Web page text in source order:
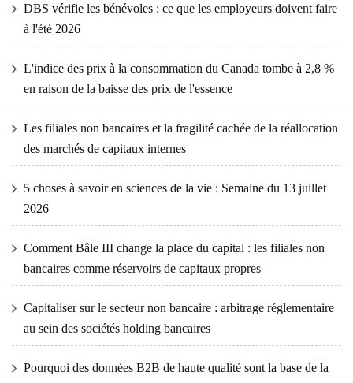
DBS vérifie les bénévoles : ce que les employeurs doivent faire
à l'été 2026
L'indice des prix à la consommation du Canada tombe à 2,8 %
en raison de la baisse des prix de l'essence
Les filiales non bancaires et la fragilité cachée de la réallocation
des marchés de capitaux internes
5 choses à savoir en sciences de la vie : Semaine du 13 juillet
2026
Comment Bâle III change la place du capital : les filiales non
bancaires comme réservoirs de capitaux propres
Capitaliser sur le secteur non bancaire : arbitrage réglementaire
au sein des sociétés holding bancaires
Pourquoi des données B2B de haute qualité sont la base de la